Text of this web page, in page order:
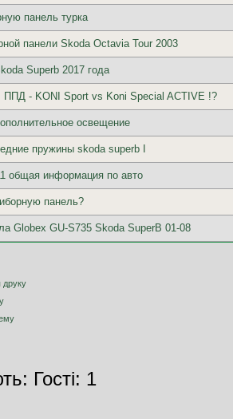
панель турка
панели Skoda Octavia Tour 2003
Superb 2017 года
ППД - KONI Sport vs Koni Special ACTIVE !?
освещение
пружины skoda superb I
общая информация по авто
панель?
Globex GU-S735 Skoda SuperB 01-08
друку
Гості: 1